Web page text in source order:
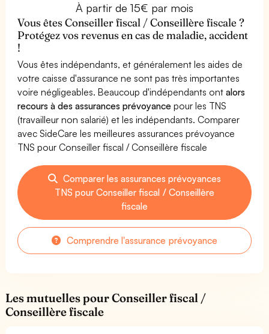
À partir de 15€ par mois
Vous êtes Conseiller fiscal / Conseillère fiscale ?
Protégez vos revenus en cas de maladie, accident
!
Vous êtes indépendants, et généralement les aides de
votre caisse d'assurance ne sont pas très importantes
voire négligeables. Beaucoup d'indépendants ontalors
recours à des assurances prévoyance pour les TNS
(travailleur non salarié) et les indépendants. Comparer
avec SideCare les meilleures assurances prévoyance
TNS pour Conseiller fiscal / Conseillère fiscale
Comparer les assurances prévoyances
TNS pour Conseiller fiscal / Conseillère
fiscale
Comprendre l'assurance prévoyance
Les mutuelles pour Conseiller fiscal /
Conseillère fiscale